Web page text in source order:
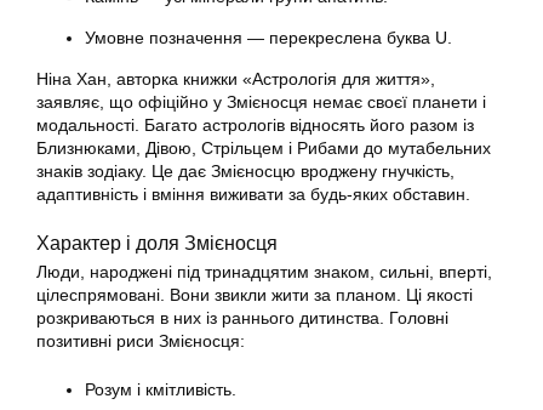
Умовне позначення — перекреслена буква U.
Ніна Хан, авторка книжки «Астрологія для життя»,
заявляє, що офіційно у Змієносця немає своєї планети і
модальності. Багато астрологів відносять його разом із
Близнюками, Дівою, Стрільцем і Рибами до мутабельних
знаків зодіаку. Це дає Змієносцю вроджену гнучкість,
адаптивність і вміння виживати за будь-яких обставин.
Характер і доля Змієносця
Люди, народжені під тринадцятим знаком, сильні, вперті,
цілеспрямовані. Вони звикли жити за планом. Ці якості
розкриваються в них із раннього дитинства. Головні
позитивні риси Змієносця:
Розум і кмітливість.